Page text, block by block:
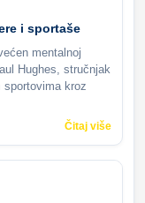
i sportaše
mentalnoj
Hughes, stručnjak
kroz
Čitaj više